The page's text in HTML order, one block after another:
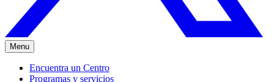
Menu
Encuentra un Centro
Programas y servicios